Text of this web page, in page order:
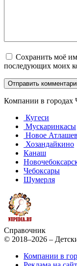
Сохранить моё
последующих моих
Компании в
Кугеси
Мускаринкасы
Новое
Хозандайкино
Канаш
Чебоксары
Шумерля
Справочник
© 2018–2026 –
Компании в